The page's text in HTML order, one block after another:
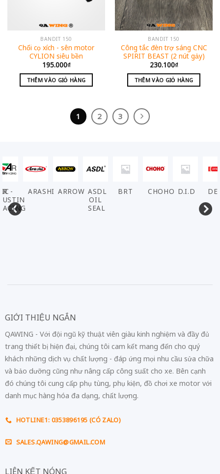
BANDIT 150
Chổi cọ xích - sên motor
CYLION siêu bền
195.000₫
THÊM VÀO GIỎ HÀNG
BANDIT 150
Công tắc đèn trợ sáng CNC
SPIRIT BEAST (2 nút gảy)
230.100₫
THÊM VÀO GIỎ HÀNG
1 2 3
ARROW ASDL
BRT CHOHO D.I.D DENSO
GIỚI THIỆU NGẮN
QAWING - Với đội ngũ kỹ thuật viên giàu kinh nghiệm và đầy đủ
trang thiết bị hiện đại, chúng tôi cam kết mang đến cho quý
khách những dịch vụ chất lượng - đáp ứng mọi nhu cầu sửa chữa
và bảo dưỡng cũng như nâng cấp công suất cho xe. Bên cạnh
đó chúng tôi cung cấp phụ tùng, phụ kiện, đồ chơi xe motor với
danh mục hàng hóa đa dạng, chất lượng.
HOTLINE1: 0353896195 (CÓ ZALO)
SALES.QAWING@GMAIL.COM
LIÊN KẾT NÓNG